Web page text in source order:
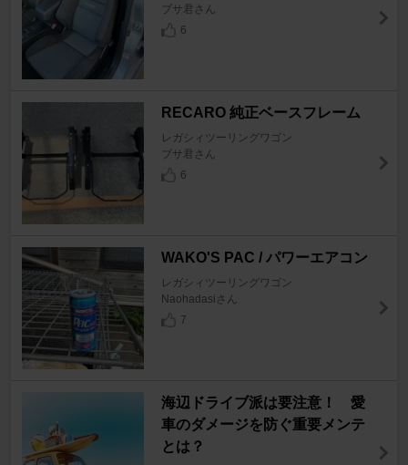
ブサ君さん
6
RECARO 純正ベースフレーム
レガシィツーリングワゴン
ブサ君さん
6
WAKO'S PAC / パワーエアコン
レガシィツーリングワゴン
Naohadasiさん
7
海辺ドライブ派は要注意！ 愛
車のダメージを防ぐ重要メンテ
とは？